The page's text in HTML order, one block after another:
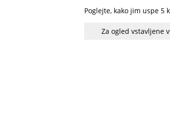
Poglejte, kako jim uspe
Za ogled vstavljene